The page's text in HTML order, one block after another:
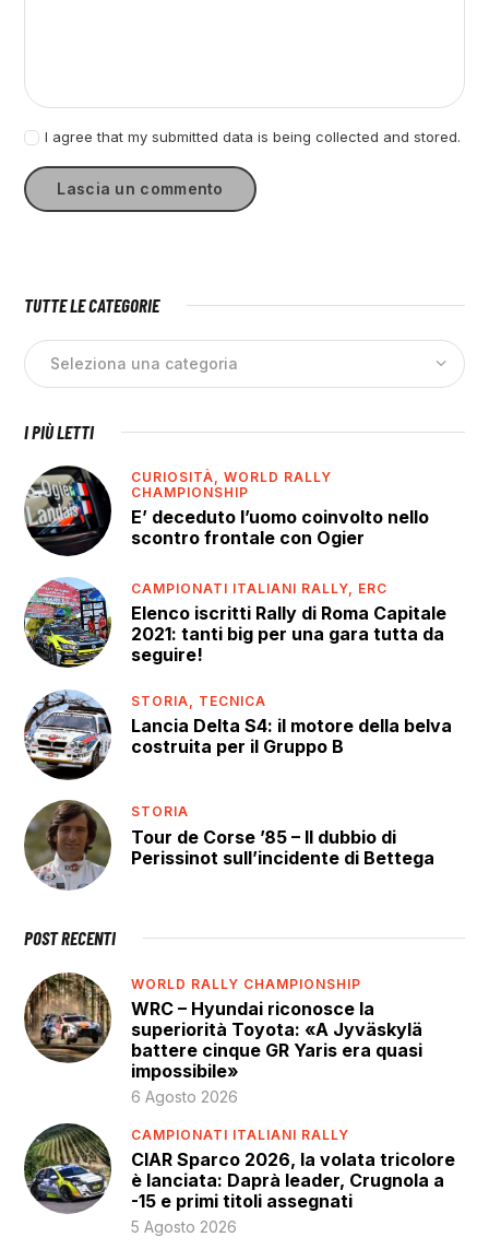
I agree that my submitted data is being collected and stored.
TUTTE LE CATEGORIE
I PIÙ LETTI
CURIOSITÀ,WORLD RALLY
CHAMPIONSHIP
E’ deceduto l’uomo coinvolto nello
scontro frontale con Ogier
CAMPIONATI ITALIANI RALLY, ERC
Elenco iscritti Rally di Roma Capitale
2021: tanti big per una gara tutta da
seguire!
STORIA, TECNICA
Lancia Delta S4: il motore della belva
costruita per il Gruppo B
STORIA
Tour de Corse ’85 – Il dubbio di
Perissinot sull’incidente di Bettega
POST RECENTI
WORLD RALLY CHAMPIONSHIP
WRC – Hyundai riconosce la
superiorità Toyota: «A Jyväskylä
battere cinque GR Yaris era quasi
impossibile»
6 Agosto 2026
CAMPIONATI ITALIANI RALLY
CIAR Sparco 2026, la volata tricolore
è lanciata: Daprà leader, Crugnola a
-15 e primi titoli assegnati
5 Agosto 2026